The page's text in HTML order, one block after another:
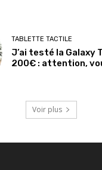
TABLETTE TACTILE
J’ai testé la Galaxy
200€ : attention,
Voir plus